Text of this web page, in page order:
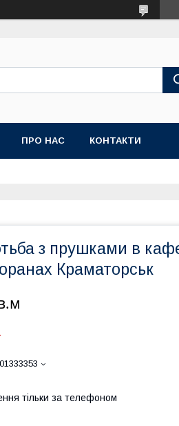
ПРО НАС КОНТАКТИ
з прушками в
Краматорськ
тільки за телефоном